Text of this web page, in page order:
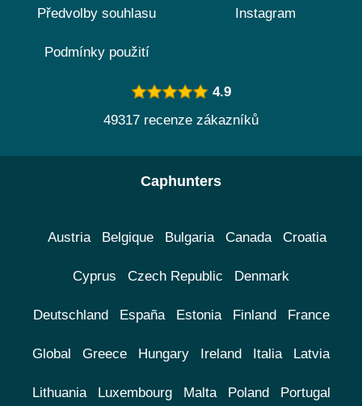
Předvolby souhlasu
Podmínky použití
Instagram
4.9
49317 recenze zákazníků
Caphunters
Austria Belgique Bulgaria Canada Croatia
Cyprus Czech Republic Denmark
Deutschland España Estonia Finland France
Global Greece Hungary Ireland Italia Latvia
Lithuania Luxembourg Malta Poland Portugal